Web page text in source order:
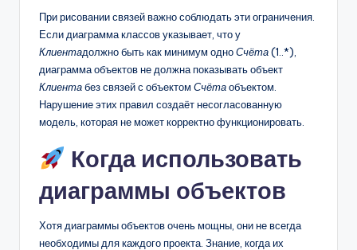
При рисовании связей важно соблюдать эти ограничения.
Если диаграмма классов указывает, что у
Клиентадолжно быть как минимум одноСчёта(1..*),
диаграмма объектов не должна показывать объект
Клиентабез связей с объектом Счётаобъектом.
Нарушение этих правил создаёт несогласованную
модель, которая не может корректно функционировать.
Когда использовать
диаграммы объектов
Хотя диаграммы объектов очень мощны, они не всегда
необходимы для каждого проекта. Знание, когда их